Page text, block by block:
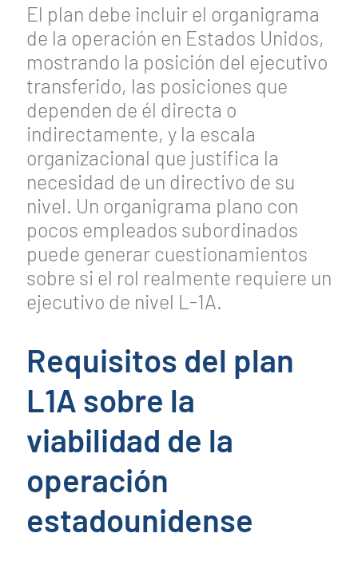
El plan debe incluir el organigrama
de la operación en Estados Unidos,
mostrando la posición del ejecutivo
transferido, las posiciones que
dependen de él directa o
indirectamente, y la escala
organizacional que justifica la
necesidad de un directivo de su
nivel. Un organigrama plano con
pocos empleados subordinados
puede generar cuestionamientos
sobre si el rol realmente requiere un
ejecutivo de nivel L-1A.
Requisitos del plan
L1A sobre la
viabilidad de la
operación
estadounidense